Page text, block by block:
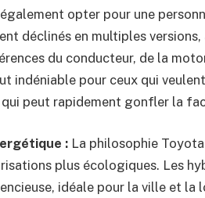
également opter pour une
déclinés en multiples versions,
du conducteur, de la
indéniable pour ceux qui
qui peut rapidement gonfler la
: La philosophie
plus écologiques. Les
idéale pour la ville et la